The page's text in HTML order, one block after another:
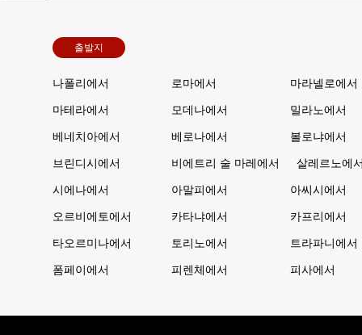
출발지
나폴리에서 로마에서 마라넬로에서
마테라에서 모데나에서 밀라노에서
베네치아에서 베로나에서 볼로냐에서
브린디시에서 비에트리 술 마레에서 살레르노에
시에나에서 아말피에서 아씨시에서
오르비에토에서 카타냐에서 카프리에서
타오르미나에서 토리노에서 트라파니에서
폼페이에서 피렌체에서 피사에서